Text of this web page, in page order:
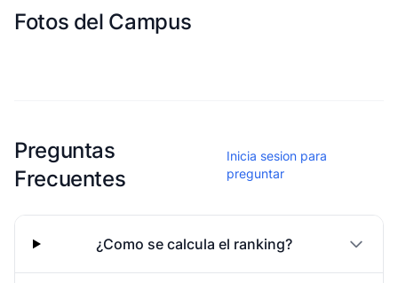
Fotos del Campus
Preguntas
Frecuentes
Inicia sesion para
preguntar
¿Como se calcula el ranking?